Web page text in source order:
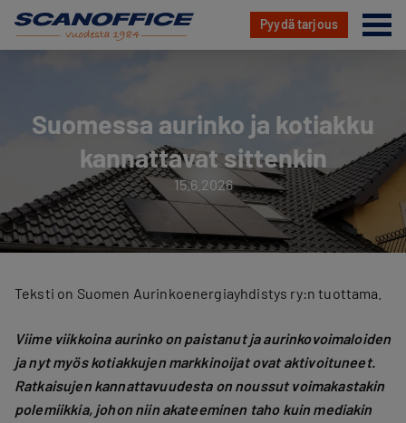
Pyydä tarjous
Suomessa aurinko ja kotiakku
kannattavat sittenkin
15.6.2026
Teksti on Suomen Aurinkoenergiayhdistys ry:n tuottama.
Viime viikkoina aurinko on paistanut ja aurinkovoimaloiden
ja nyt myös kotiakkujen markkinoijat ovat aktivoituneet.
Ratkaisujen kannattavuudesta on noussut voimakastakin
polemiikkia, johon niin akateeminen taho kuin mediakin